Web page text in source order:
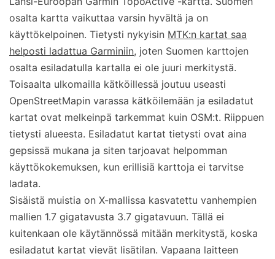
osalta kartta vaikuttaa varsin hyvältä ja on
käyttökelpoinen. Tietysti nykyisin MTK:n kartat saa
helposti ladattua Garminiin, joten Suomen karttojen
osalta esiladatulla kartalla ei ole juuri merkitystä.
Toisaalta ulkomailla kätköillessä joutuu useasti
OpenStreetMapin varassa kätköilemään ja esiladatut
kartat ovat melkeinpä tarkemmat kuin OSM:t. Riippuen
tietysti alueesta. Esiladatut kartat tietysti ovat aina
gepsissä mukana ja siten tarjoavat helpomman
käyttökokemuksen, kun erillisiä karttoja ei tarvitse
ladata.
Sisäistä muistia on X-mallissa kasvatettu vanhempien
mallien 1.7 gigatavusta 3.7 gigatavuun. Tällä ei
kuitenkaan ole käytännössä mitään merkitystä, koska
esiladatut kartat vievät lisätilan. Vapaana laitteen